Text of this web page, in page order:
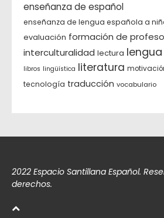
enseñanza de español
enseñanza de lengua española a
evaluación formación de
interculturalidad lectura lengua
libros lingüística literatura
tecnología traducción vocabulario
2022 Espacio Santillana Español.
derechos.